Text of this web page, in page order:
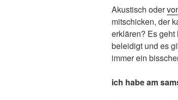
Akustisch oder
mitschicken, der
erklären? Es geht
beleidigt und es
immer ein
ich habe am